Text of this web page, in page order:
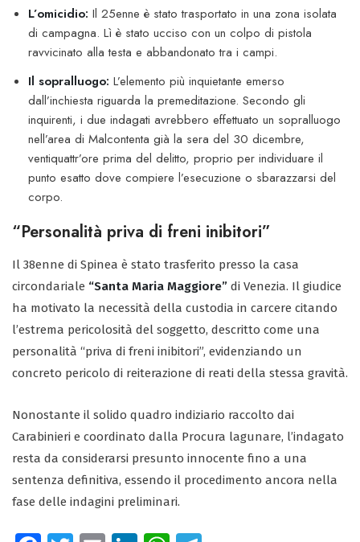
L’omicidio: Il 25enne è stato trasportato in una zona isolata
di campagna. Lì è stato ucciso con un colpo di pistola
ravvicinato alla testa e abbandonato tra i campi.
Il sopralluogo: L’elemento più inquietante emerso
dall’inchiesta riguarda la premeditazione. Secondo gli
inquirenti, i due indagati avrebbero effettuato un sopralluogo
nell’area di Malcontenta già la sera del 30 dicembre,
ventiquattr’ore prima del delitto, proprio per individuare il
punto esatto dove compiere l’esecuzione o sbarazzarsi del
corpo.
“Personalità priva di freni inibitori”
Il 38enne di Spinea è stato trasferito presso la casa
circondariale “Santa Maria Maggiore” di Venezia. Il giudice
ha motivato la necessità della custodia in carcere citando
l’estrema pericolosità del soggetto, descritto come una
personalità “priva di freni inibitori”, evidenziando un
concreto pericolo di reiterazione di reati della stessa gravità.
Nonostante il solido quadro indiziario raccolto dai
Carabinieri e coordinato dalla Procura lagunare, l’indagato
resta da considerarsi presunto innocente fino a una
sentenza definitiva, essendo il procedimento ancora nella
fase delle indagini preliminari.